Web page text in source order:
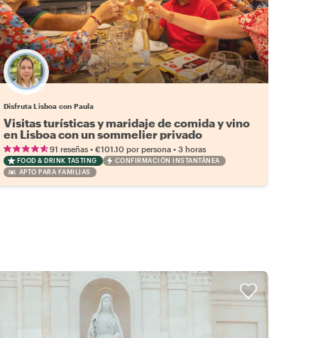
Disfruta Lisboa con Paula
Visitas turísticas y maridaje de comida y vino
en Lisboa con un sommelier privado
91 reseñas• €101.10 por persona• 3 horas
FOOD & DRINK TASTING
CONFIRMACIÓN INSTANTÁNEA
APTO PARA FAMILIAS